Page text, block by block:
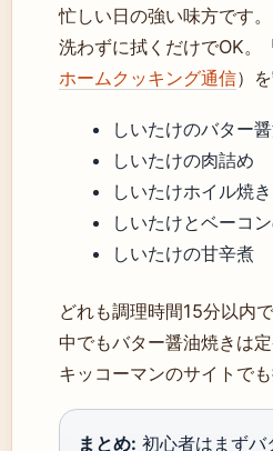
忙しい日の強い味方です
洗わずに拭くだけでOK。
ホームクッキング通信）
しいたけのバター
しいたけの肉詰め
しいたけホイル焼き
しいたけとベーコ
しいたけの甘辛煮
どれも調理時間15分以内
中でもバター醤油焼きは定
キッコーマンのサイトで
まとめ: 初心者はまずバ